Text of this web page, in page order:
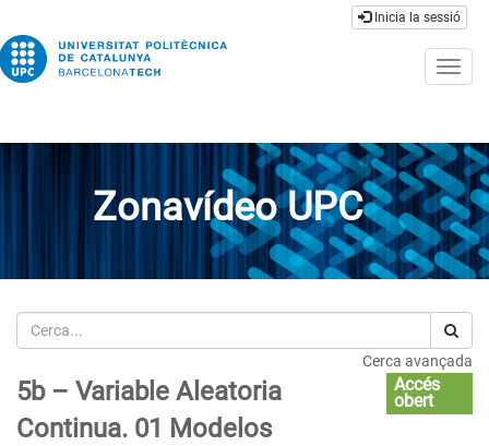
Inicia la sessió
Zonavídeo UPC
Cerca
Cerca avançada
5b – Variable Aleatoria
Continua. 01 Modelos
Accés
obert